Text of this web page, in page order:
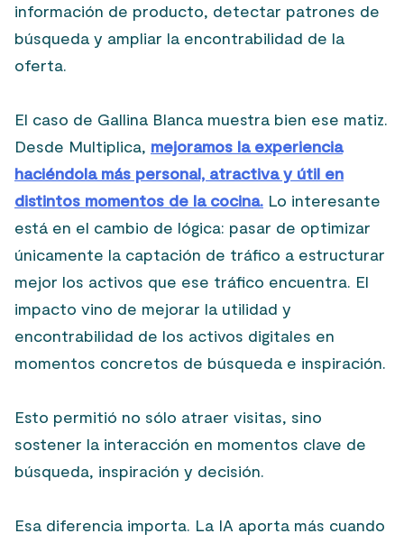
información de producto, detectar patrones de
búsqueda y ampliar la encontrabilidad de la
oferta.
El caso de Gallina Blanca muestra bien ese matiz.
Desde Multiplica, mejoramos la experiencia
haciéndola más personal, atractiva y útil en
distintos momentos de la cocina. Lo interesante
está en el cambio de lógica: pasar de optimizar
únicamente la captación de tráfico a estructurar
mejor los activos que ese tráfico encuentra. El
impacto vino de mejorar la utilidad y
encontrabilidad de los activos digitales en
momentos concretos de búsqueda e inspiración.
Esto permitió no sólo atraer visitas, sino
sostener la interacción en momentos clave de
búsqueda, inspiración y decisión.
Esa diferencia importa. La IA aporta más cuando